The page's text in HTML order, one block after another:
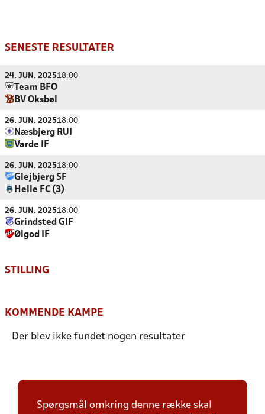
SENESTE RESULTATER
24. JUN. 202518:00
Team BFO
BV Oksbøl
26. JUN. 202518:00
Næsbjerg RUI
Varde IF
26. JUN. 202518:00
Glejbjerg SF
Helle FC (3)
26. JUN. 202518:00
Grindsted GIF
Ølgod IF
STILLING
KOMMENDE KAMPE
Der blev ikke fundet nogen resultater
Spørgsmål omkring denne række skal